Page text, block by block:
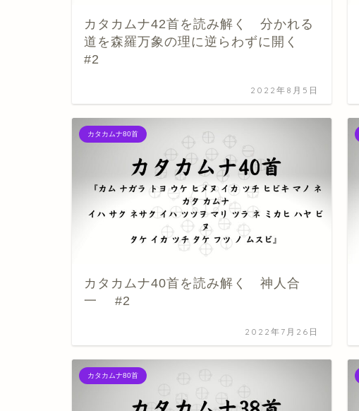
カタカムナ42首を読み解く 分かれる
道を森羅万象の理に逆らわずに開く
#2
2022年8月5日
カタカムナ80首
カタカムナ40首を読み解く 神人合
一 #2
2022年7月26日
カタカムナ80首